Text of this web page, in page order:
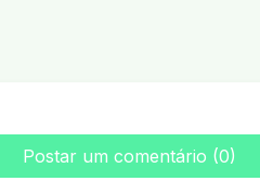
Postar um comentário (0)